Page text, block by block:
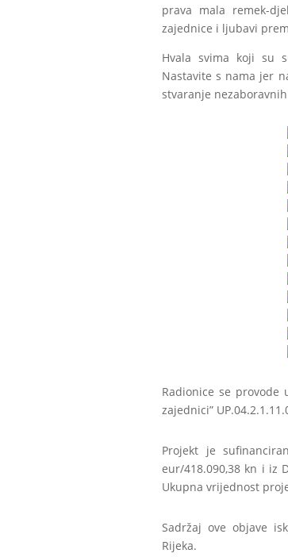
prava mala remek-
zajednice i ljubavi
Hvala svima koji su
Nastavite s nama jer
stvaranje
Radionice se provode
zajednici”
Projekt je
eur/418.090,38 kn i iz
Ukupna vrijednost
Sadržaj ove objave
Rijeka.